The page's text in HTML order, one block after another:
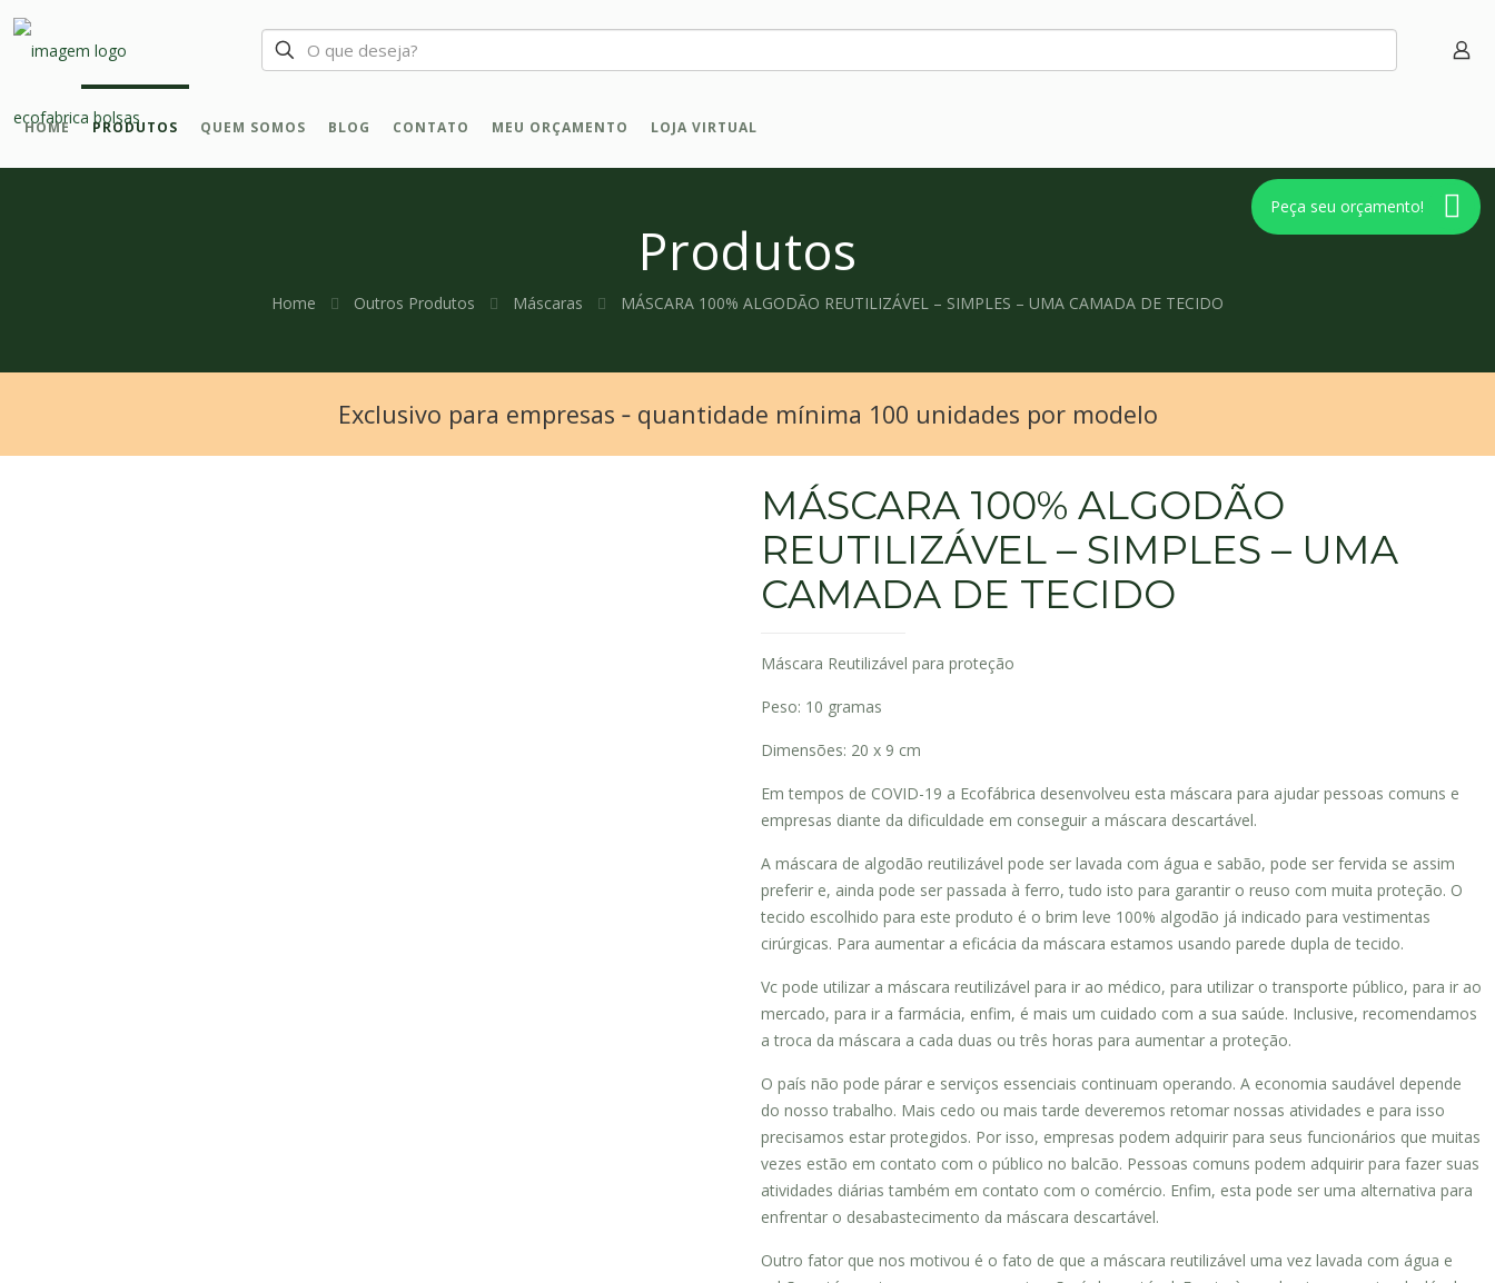
HOME PRODUTOS QUEM SOMOS BLOG CONTATO MEU ORÇAMENTO LOJA VIRTUAL
Produtos
Peça seu orçamento!
Home Outros Produtos Máscaras MÁSCARA 100% ALGODÃO REUTILIZÁVEL – SIMPLES – UMA CAMADA DE TECIDO
Exclusivo para empresas ‐ quantidade mínima 100 unidades por modelo
MÁSCARA 100% ALGODÃO
REUTILIZÁVEL – SIMPLES – UMA
CAMADA DE TECIDO
Máscara Reutilizável para proteção
Peso: 10 gramas
Dimensões: 20 x 9 cm
Em tempos de COVID-19 a Ecofábrica desenvolveu esta máscara para ajudar pessoas comuns e
empresas diante da dificuldade em conseguir a máscara descartável.
A máscara de algodão reutilizável pode ser lavada com água e sabão, pode ser fervida se assim
preferir e, ainda pode ser passada à ferro, tudo isto para garantir o reuso com muita proteção. O
tecido escolhido para este produto é o brim leve 100% algodão já indicado para vestimentas
cirúrgicas. Para aumentar a eficácia da máscara estamos usando parede dupla de tecido.
Vc pode utilizar a máscara reutilizável para ir ao médico, para utilizar o transporte público, para ir ao
mercado, para ir a farmácia, enfim, é mais um cuidado com a sua saúde. Inclusive, recomendamos
a troca da máscara a cada duas ou três horas para aumentar a proteção.
O país não pode párar e serviços essenciais continuam operando. A economia saudável depende
do nosso trabalho. Mais cedo ou mais tarde deveremos retomar nossas atividades e para isso
precisamos estar protegidos. Por isso, empresas podem adquirir para seus funcionários que muitas
vezes estão em contato com o público no balcão. Pessoas comuns podem adquirir para fazer suas
atividades diárias também em contato com o comércio. Enfim, esta pode ser uma alternativa para
enfrentar o desabastecimento da máscara descartável.
Outro fator que nos motivou é o fato de que a máscara reutilizável uma vez lavada com água e